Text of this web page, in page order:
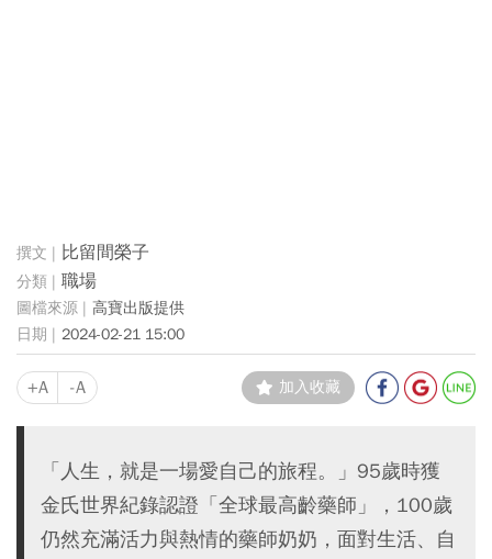
比留間榮子
職場
高寶出版提供
2024-02-21 15:00
+A -A 加入收藏
「人生，就是一場愛自己的旅程。」95歲時獲
金氏世界紀錄認證「全球最高齡藥師」，100歲
仍然充滿活力與熱情的藥師奶奶，面對生活、自